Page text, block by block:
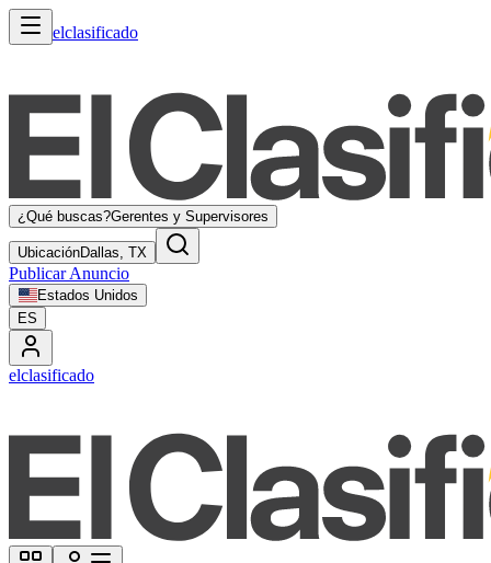
elclasificado
¿Qué buscas?Gerentes y Supervisores
UbicaciónDallas, TX
Publicar Anuncio
Estados Unidos
ES
elclasificado